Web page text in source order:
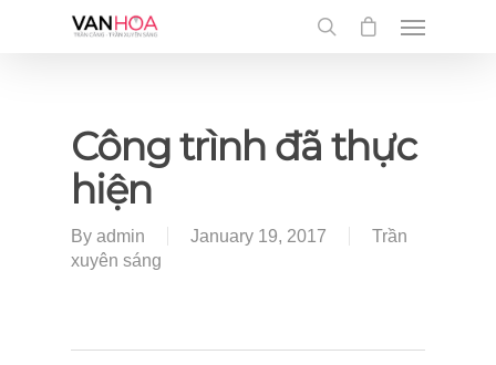
UA-126034232-1
Công trình đã thực
hiện
By admin January 19, 2017
Trần
xuyên sáng